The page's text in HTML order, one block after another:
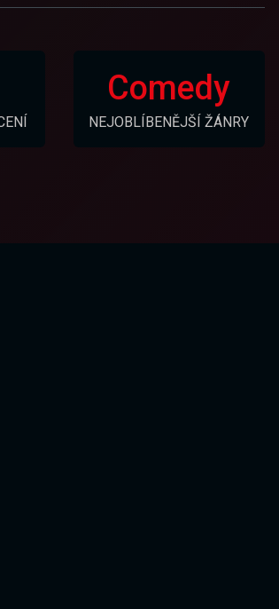
Comedy
NEJOBLÍBENĚJŠÍ ŽÁNRY